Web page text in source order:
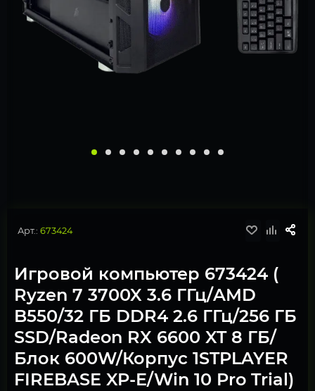
Арт.: 673424
Игровой компьютер 673424 (
Ryzen 7 3700X 3.6 ГГц/AMD
B550/32 ГБ DDR4 2.6 ГГц/256 ГБ
SSD/Radeon RX 6600 XT 8 ГБ/
Блок 600W/Корпус 1STPLAYER
FIREBASE XP-E/Win 10 Pro Trial)